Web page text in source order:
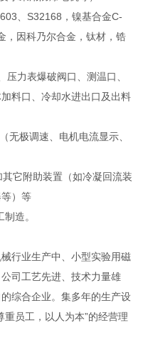
、S32168，镍基合金C-
，因科乃尔合金，钛材，锆
力表爆破阀口、测温口、
料口、冷却水进出口及出料
无极调速、电机电流显示、
它附助装置（如冷凝回流装
）等
造。
行业生产中、小型实验用磁
司工艺先进、技术力量雄
综合企业。集多年的生产设
员工，以人为本”的经营理